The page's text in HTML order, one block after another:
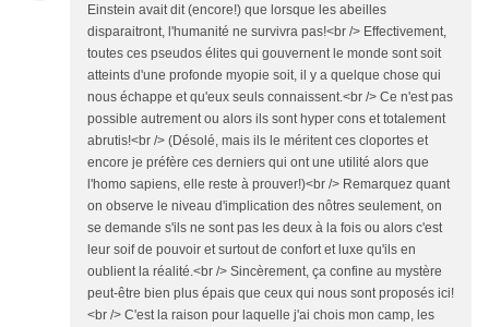
Einstein avait dit (encore!) que lorsque les abeilles
disparaitront, l'humanité ne survivra pas!<br /> Effectivement,
toutes ces pseudos élites qui gouvernent le monde sont soit
atteints d'une profonde myopie soit, il y a quelque chose qui
nous échappe et qu'eux seuls connaissent.<br /> Ce n'est pas
possible autrement ou alors ils sont hyper cons et totalement
abrutis!<br /> (Désolé, mais ils le méritent ces cloportes et
encore je préfère ces derniers qui ont une utilité alors que
l'homo sapiens, elle reste à prouver!)<br /> Remarquez quant
on observe le niveau d'implication des nôtres seulement, on
se demande s'ils ne sont pas les deux à la fois ou alors c'est
leur soif de pouvoir et surtout de confort et luxe qu'ils en
oublient la réalité.<br /> Sincèrement, ça confine au mystère
peut-être bien plus épais que ceux qui nous sont proposés ici!
<br /> C'est la raison pour laquelle j'ai chois mon camp, les